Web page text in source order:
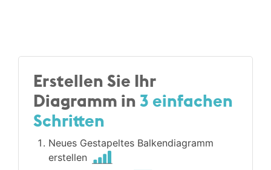
Erstellen Sie Ihr
Diagramm in3 einfachen
Schritten
Neues Gestapeltes Balken­diagramm
erstellen